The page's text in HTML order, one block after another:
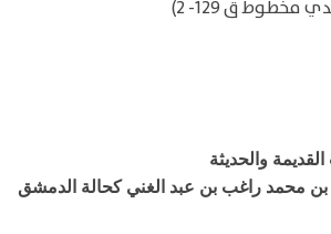
مخطوط ق 129- 2)
والحديثة
محمد راغب بن عبد الغني كحالة الدمشق